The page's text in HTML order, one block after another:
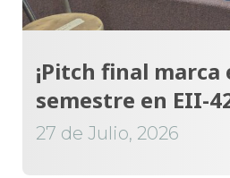
¡Pitch final marca
semestre en EII-
27 de Julio, 2026